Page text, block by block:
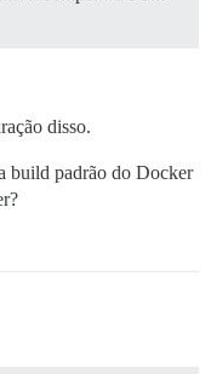
disso.
build padrão do Docker